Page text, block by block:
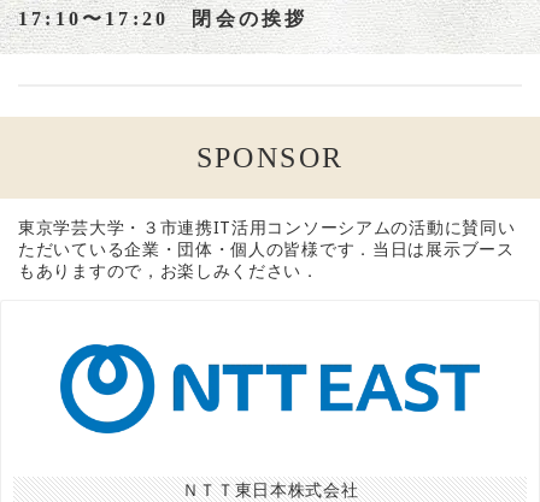
17:10〜17:20 閉会の挨拶
SPONSOR
東京学芸大学・３市連携IT活用コンソーシアムの活動に賛同い
ただいている企業・団体・個人の皆様です．当日は展示ブース
もありますので，お楽しみください．
ＮＴＴ東日本株式会社